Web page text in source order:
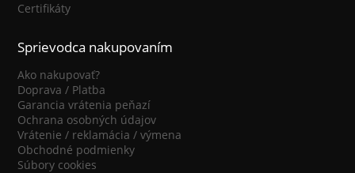
Certifikáty
Sprievodca nakupovaním
Ako nakupovať?
Doprava / Platba
Garancia vrátenia peňazí
Ochrana osobných údajov
Vrátenie / reklamácia / výmena
Obchodné podmienky
Súbory cookies